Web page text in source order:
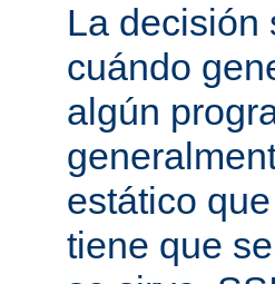
La decisión
cuándo
algún
estático
tiene que